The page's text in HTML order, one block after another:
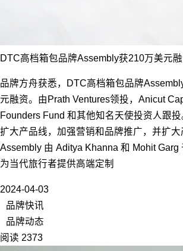
DTC高档箱包品牌Assembly获210万美元
品牌方舟获悉，DTC高档箱包品牌
元融资。由Prath Ventures领投，Anicut
Founders Fund 和其他知名天使投资人跟
扩大产品线，加强营销和品牌推广，并扩大
Assembly 由 Aditya Khanna 和 Mohit Garg
为当代旅行者提供高端定制
2024-04-03
品牌快讯
品牌动态
阅读 2373